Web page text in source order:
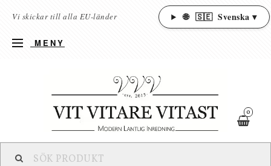
Vi skickar till alla EU-länder 🌐 🇸🇪 Svenska ▾
MENY
0